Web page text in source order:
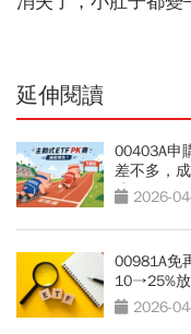
延伸閱讀
00403A申
差不多，
式ETF關鍵
2026-
00981A免
10→25%
2026-